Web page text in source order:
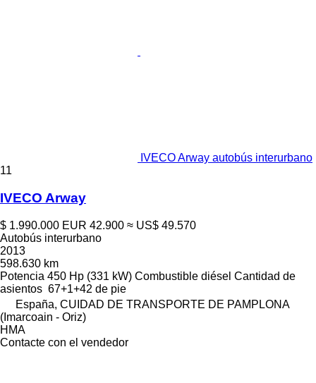
IVECO Arway autobús interurbano
11
IVECO Arway
$ 1.990.000 EUR 42.900 ≈ US$ 49.570
Autobús interurbano
2013
598.630 km
Potencia 450 Hp (331 kW) Combustible diésel Cantidad de
asientos 67+1+42 de pie
España, CUIDAD DE TRANSPORTE DE PAMPLONA
(Imarcoain - Oriz)
HMA
Contacte con el vendedor